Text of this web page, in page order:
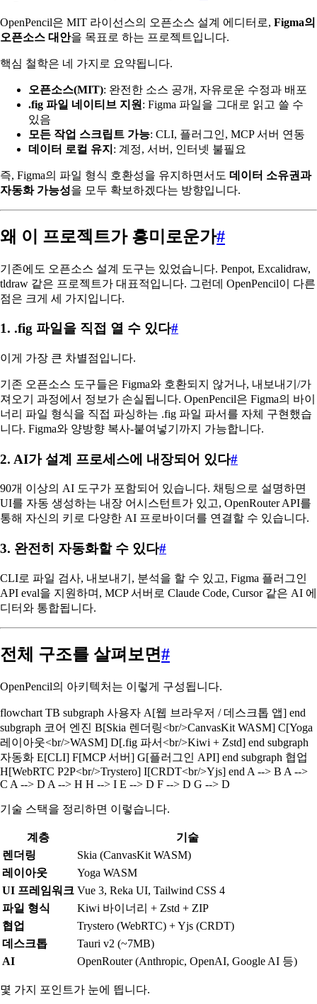
OpenPencil은 MIT 라이선스의 오픈소스 설계 에디터로, Figma의
오픈소스 대안을 목표로 하는 프로젝트입니다.
핵심 철학은 네 가지로 요약됩니다.
오픈소스(MIT): 완전한 소스 공개, 자유로운 수정과 배포
.fig 파일 네이티브 지원 : Figma 파일을 그대로 읽고 쓸 수
있음
모든 작업 스크립트 가능: CLI, 플러그인, MCP 서버 연동
데이터 로컬 유지 : 계정, 서버, 인터넷 불필요
즉, Figma의 파일 형식 호환성을 유지하면서도 데이터 소유권과
자동화 가능성을 모두 확보하겠다는 방향입니다.
왜 이 프로젝트가 흥미로운가#
기존에도 오픈소스 설계 도구는 있었습니다. Penpot, Excalidraw,
tldraw 같은 프로젝트가 대표적입니다. 그런데 OpenPencil이 다른
점은 크게 세 가지입니다.
1. .fig 파일을 직접 열 수 있다#
이게 가장 큰 차별점입니다.
기존 오픈소스 도구들은 Figma와 호환되지 않거나, 내보내기/가
져오기 과정에서 정보가 손실됩니다. OpenPencil은 Figma의 바이
너리 파일 형식을 직접 파싱하는 .fig 파일 파서를 자체 구현했습
니다. Figma와 양방향 복사-붙여넣기까지 가능합니다.
2. AI가 설계 프로세스에 내장되어 있다#
90개 이상의 AI 도구가 포함되어 있습니다. 채팅으로 설명하면
UI를 자동 생성하는 내장 어시스턴트가 있고, OpenRouter API를
통해 자신의 키로 다양한 AI 프로바이더를 연결할 수 있습니다.
3. 완전히 자동화할 수 있다#
CLI로 파일 검사, 내보내기, 분석을 할 수 있고, Figma 플러그인
API eval을 지원하며, MCP 서버로 Claude Code, Cursor 같은 AI 에
디터와 통합됩니다.
전체 구조를 살펴보면#
OpenPencil의 아키텍처는 이렇게 구성됩니다.
flowchart TB subgraph 사용자 A[웹 브라우저 / 데스크톱 앱] end
subgraph 코어 엔진 B[Skia 렌더링<br/>CanvasKit WASM] C[Yoga
레이아웃<br/>WASM] D[.fig 파서<br/>Kiwi + Zstd] end subgraph
자동화 E[CLI] F[MCP 서버] G[플러그인 API] end subgraph 협업
H[WebRTC P2P<br/>Trystero] I[CRDT<br/>Yjs] end A --> B A -->
C A --> D A --> H H --> I E --> D F --> D G --> D
기술 스택을 정리하면 이렇습니다.
계층
기술
렌더링
Skia (CanvasKit WASM)
레이아웃
Yoga WASM
UI 프레임워크 Vue 3, Reka UI, Tailwind CSS 4
파일 형식
Kiwi 바이너리 + Zstd + ZIP
협업
Trystero (WebRTC) + Yjs (CRDT)
데스크톱
Tauri v2 (~7MB)
AI
OpenRouter (Anthropic, OpenAI, Google AI 등)
몇 가지 포인트가 눈에 띕니다.